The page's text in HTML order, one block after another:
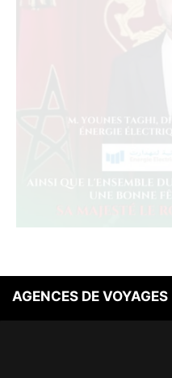
AGENCES DE VOYAGES